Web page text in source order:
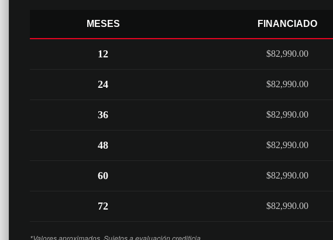
MESES FINANCIADO
12 $82,990.00
24 $82,990.00
36 $82,990.00
48 $82,990.00
60 $82,990.00
72 $82,990.00
*Valores aproximados. Sujetos a evaluación crediticia.